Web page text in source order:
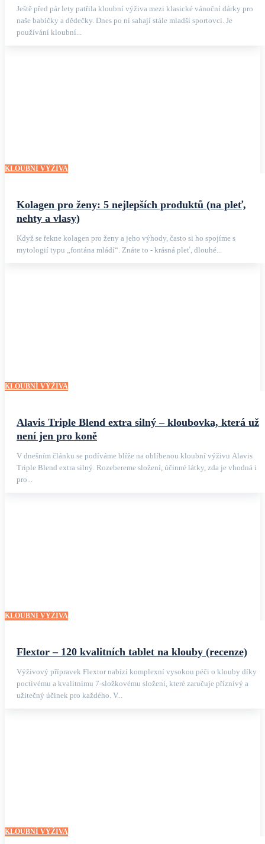
Ještě před pár lety patřila kloubní výživa mezi klasické vánoční dárky pro
naše babičky a dědečky. Dnes po ní sahají stále mladší sportovci. Je
používání kloubní...
KLOUBNÍ VÝŽIVA
Kolagen pro ženy: 5 nejlepších produktů (na pleť,
nehty a vlasy)
Když se řekne kolagen pro ženy a jeho výhody, často si ho spojíme s
mytologií typu „fontána mládí“. Znáte to - krásná pleť, dlouhé...
KLOUBNÍ VÝŽIVA
Alavis Triple Blend extra silný – kloubovka, která už
není jen pro koně
V dnešním článku se podíváme blíže na oblíbenou kloubní výživu Alavis
Triple Blend extra silný. Rozebereme složení, účinné látky, zda je vhodná i
pro...
KLOUBNÍ VÝŽIVA
Flextor – 120 kvalitních tablet na klouby (recenze)
Výživový přípravek Flextor nabízí komplexní vysokou péči o klouby díky
poctivému a kvalitnímu 7-složkovému složení, které zaručuje příznivý a
užitečný účinek pro každého. V...
KLOUBNÍ VÝŽIVA